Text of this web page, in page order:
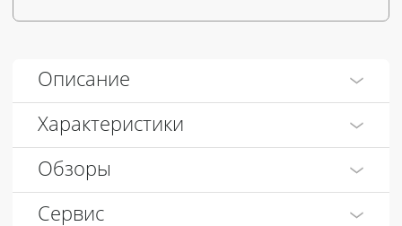
Описание
Характеристики
Обзоры
Сервис